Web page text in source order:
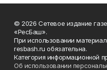
© 2026 Сетевое издание
«РесБаш».
При использовании
resbash.ru обязательна.
Категория информационной
Об использовании